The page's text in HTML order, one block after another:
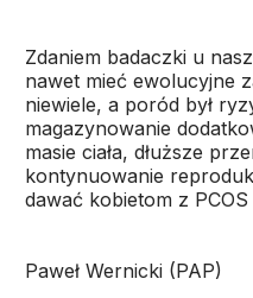
Zdaniem badaczki u
nawet mieć ewolucyjne
niewiele, a poród był
magazynowanie
masie ciała, dłuższe
kontynuowanie
dawać kobietom z
Paweł Wernicki (PAP)